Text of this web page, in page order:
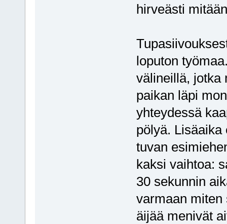
hirveästi
loputon
välineillä, jotka
paikan läpi
yhteydessä
pölyä. Lisäaika
tuvan
kaksi vaihtoa:
30 sekunnin
varmaan miten
äijää menivät